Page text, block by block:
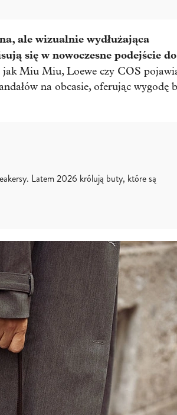
ale wizualnie wydłużająca
się w nowoczesne podejście do
Miu Miu, Loewe czy COS
na obcasie, oferując wygodę
Latem 2026 królują buty, które są